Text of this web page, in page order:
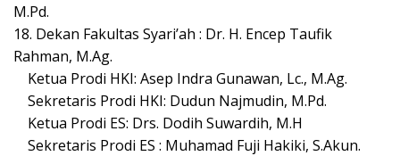
M.Pd.
18. Dekan Fakultas Syari’ah : Dr. H. Encep Taufik
Rahman, M.Ag.
Ketua Prodi HKI: Asep Indra Gunawan, Lc., M.Ag.
Sekretaris Prodi HKI: Dudun Najmudin, M.Pd.
Ketua Prodi ES: Drs. Dodih Suwardih, M.H
Sekretaris Prodi ES : Muhamad Fuji Hakiki, S.Akun.